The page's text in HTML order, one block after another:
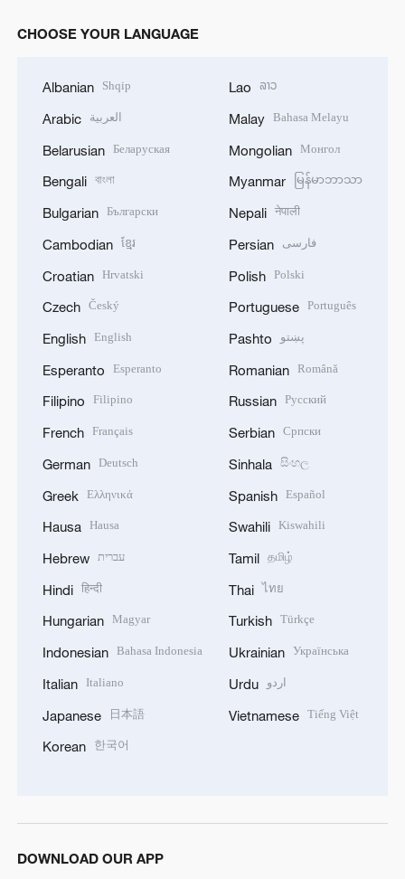
CHOOSE YOUR LANGUAGE
Albanian Shqip
Arabic العربية
Belarusian Беларуская
Bengali বাংলা
Bulgarian Български
Cambodian ខ្មែរ
Croatian Hrvatski
Czech Český
English English
Esperanto Esperanto
Filipino Filipino
French Français
German Deutsch
Greek Ελληνικά
Hausa Hausa
Hebrew עברית
Hindi हिन्दी
Hungarian Magyar
Indonesian Bahasa Indonesia
Italian Italiano
Japanese 日本語
Korean 한국어
Lao ລາວ
Malay Bahasa Melayu
Mongolian Монгол
Myanmar မြန်မာဘာသာ
Nepali नेपाली
Persian فارسی
Polish Polski
Portuguese Português
Pashto پښتو
Romanian Română
Russian Русский
Serbian Српски
Sinhala සිංහල
Spanish Español
Swahili Kiswahili
Tamil தமிழ்
Thai ไทย
Turkish Türkçe
Ukrainian Українська
Urdu اردو
Vietnamese Tiếng Việt
DOWNLOAD OUR APP